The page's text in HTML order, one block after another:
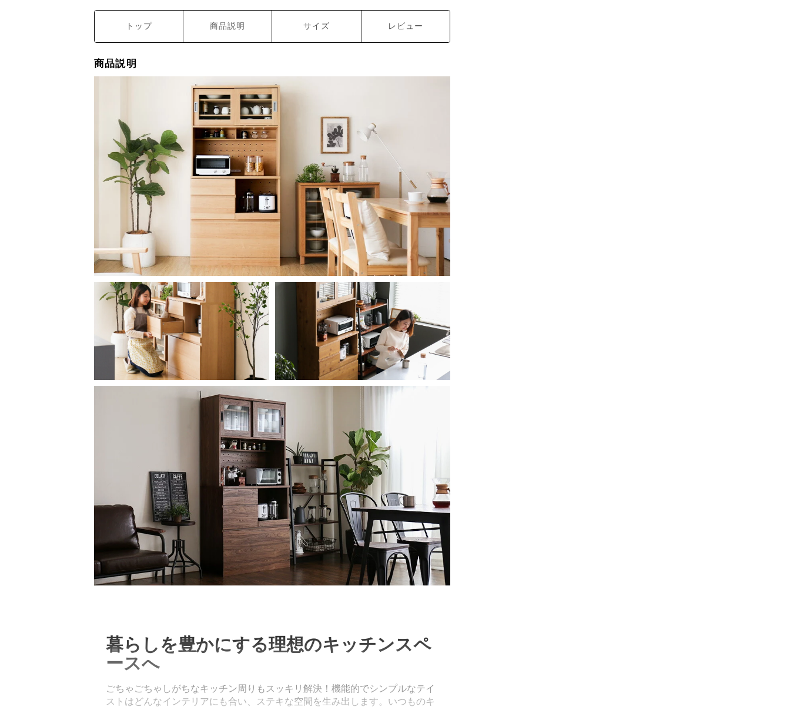
トップ 商品説明 サイズ レビュー
商品説明
暮らしを豊かにする理想のキッチンスペ
ースへ
ごちゃごちゃしがちなキッチン周りもスッキリ解決！機能的でシンプルなテイ
ストはどんなインテリアにも合い、ステキな空間を生み出します。いつものキ